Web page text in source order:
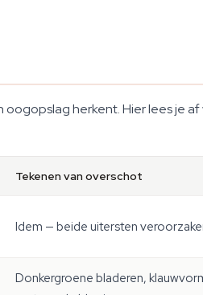
herkent. Hier lees je af
Tekenen van overschot
Idem — beide uitersten
Donkergroene bladeren,